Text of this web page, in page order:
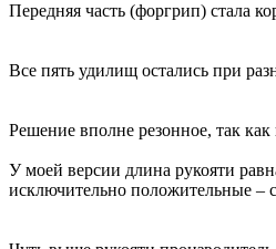
Передняя часть (форгрип) стала
Все пять удилищ остались при
Решение вполне резонное, так
У моей версии длина рукояти
исключительно положительные –